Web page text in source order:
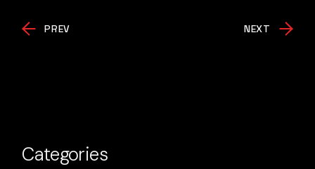
PREV NEXT
Categories